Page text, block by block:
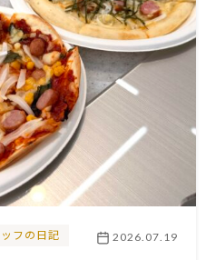
フの日記 2026.07.19